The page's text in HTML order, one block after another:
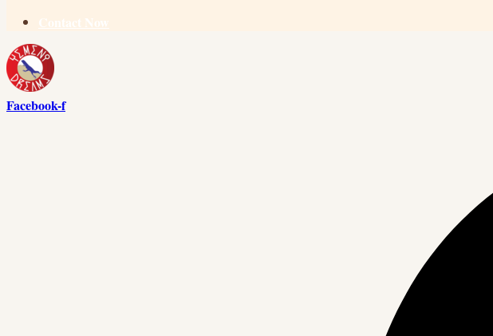
Contact Now
Facebook-f